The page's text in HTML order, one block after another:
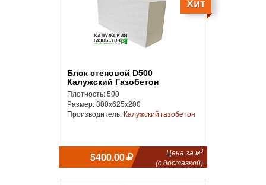
Блок стеновой D500
Калужский Газобетон
Плотность: 500
Размер: 300x625x200
Производитель: Калужский газобетон
5400.00 Цена за м3
(с доставкой)